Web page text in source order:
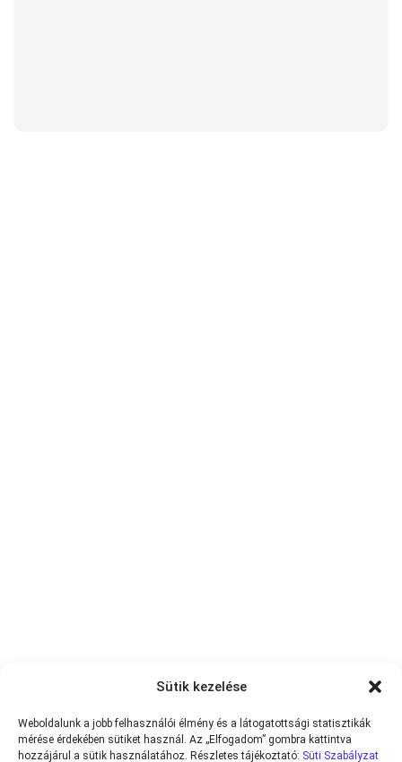
Sütik kezelése
Weboldalunk a jobb felhasználói élmény és a látogatottsági statisztikák
mérése érdekében sütiket használ. Az „Elfogadom” gombra kattintva
hozzájárul a sütik használatához. Részletes tájékoztató: Süti Szabályzat